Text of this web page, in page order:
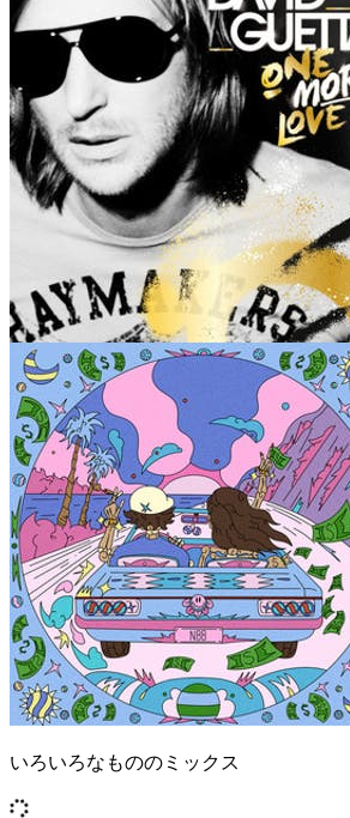
いろいろなもののミックス